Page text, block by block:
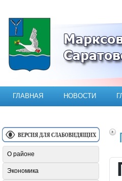
Официальный сайт
ГЛАВНАЯ НОВОСТИ
О районе
Экономика